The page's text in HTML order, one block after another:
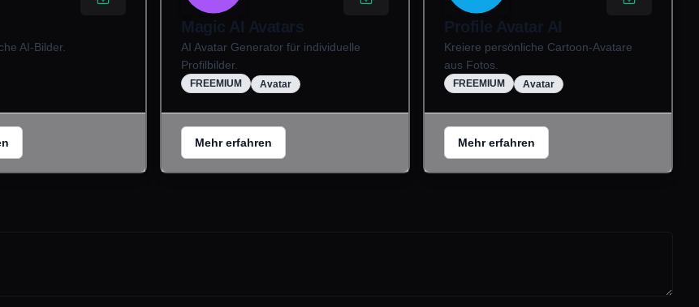
AI-Bilder.
Magic AI Avatars
AI Avatar Generator für individuelle
Profilbilder.
FREEMIUM Avatar
Mehr erfahren
Profile Avatar AI
Kreiere persönliche Cartoon-Avatare
aus Fotos.
FREEMIUM Avatar
Mehr erfahren